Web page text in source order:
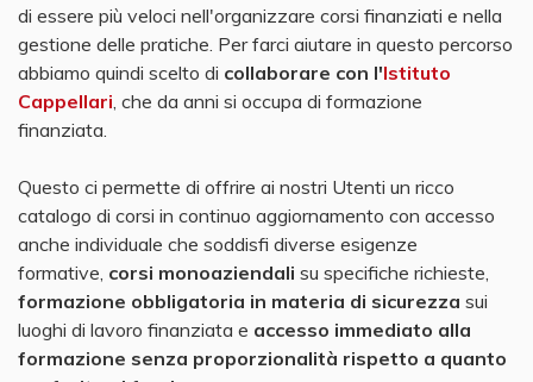
di essere più veloci nell'organizzare corsi finanziati e nella
gestione delle pratiche. Per farci aiutare in questo percorso
abbiamo quindi scelto di collaborare con l'Istituto
Cappellari , che da anni si occupa di formazione
finanziata.
Questo ci permette di offrire ai nostri Utenti un ricco
catalogo di corsi in continuo aggiornamento con accesso
anche individuale che soddisfi diverse esigenze
formative, corsi monoaziendali su specifiche richieste,
formazione obbligatoria in materia di sicurezza sui
luoghi di lavoro finanziata e accesso immediato alla
formazione senza proporzionalità rispetto a quanto